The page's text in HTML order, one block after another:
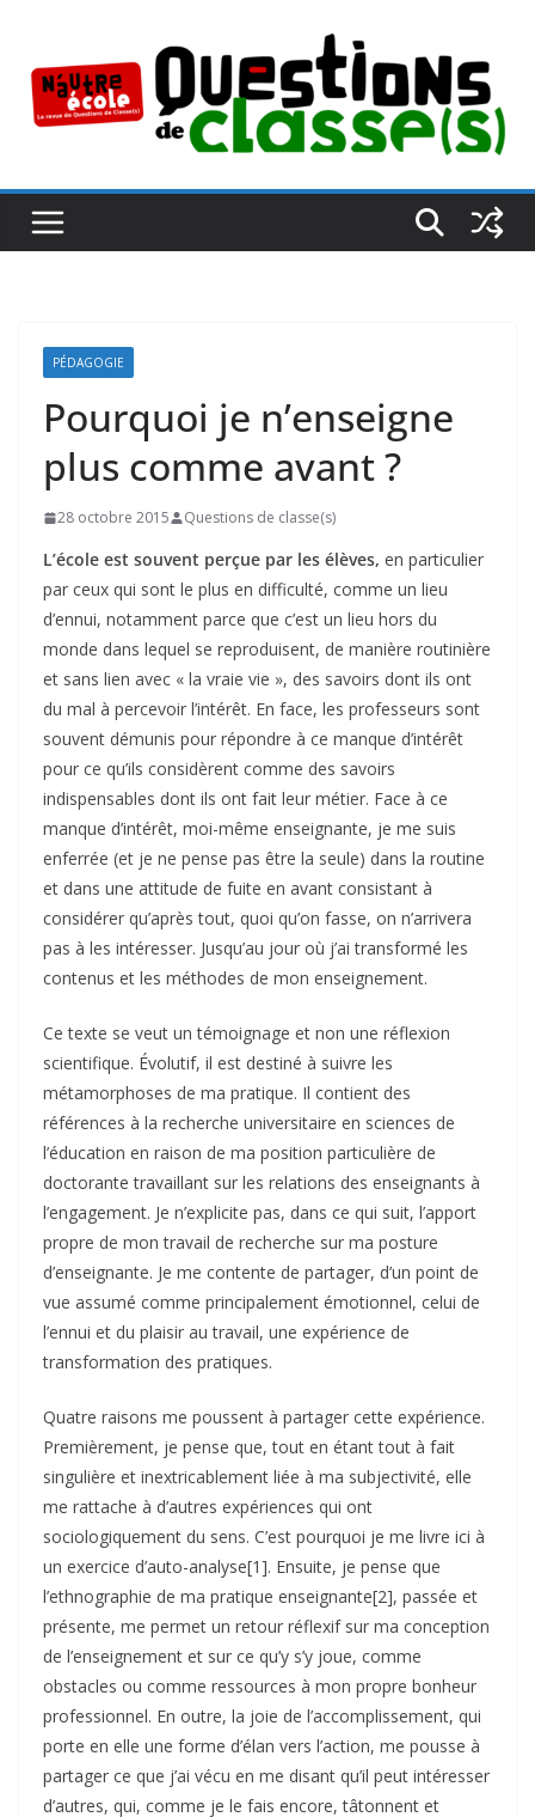
contenu
PÉDAGOGIE
Pourquoi je n’enseigne
plus comme avant ?
28 octobre 2015 Questions de classe(s)
L’école est souvent perçue par les élèves, en particulier
par ceux qui sont le plus en difficulté, comme un lieu
d’ennui, notamment parce que c’est un lieu hors du
monde dans lequel se reproduisent, de manière routinière
et sans lien avec « la vraie vie », des savoirs dont ils ont
du mal à percevoir l’intérêt. En face, les professeurs sont
souvent démunis pour répondre à ce manque d’intérêt
pour ce qu’ils considèrent comme des savoirs
indispensables dont ils ont fait leur métier. Face à ce
manque d’intérêt, moi-même enseignante, je me suis
enferrée (et je ne pense pas être la seule) dans la routine
et dans une attitude de fuite en avant consistant à
considérer qu’après tout, quoi qu’on fasse, on n’arrivera
pas à les intéresser. Jusqu’au jour où j’ai transformé les
contenus et les méthodes de mon enseignement.
Ce texte se veut un témoignage et non une réflexion
scientifique. Évolutif, il est destiné à suivre les
métamorphoses de ma pratique. Il contient des
références à la recherche universitaire en sciences de
l’éducation en raison de ma position particulière de
doctorante travaillant sur les relations des enseignants à
l’engagement. Je n’explicite pas, dans ce qui suit, l’apport
propre de mon travail de recherche sur ma posture
d’enseignante. Je me contente de partager, d’un point de
vue assumé comme principalement émotionnel, celui de
l’ennui et du plaisir au travail, une expérience de
transformation des pratiques.
Quatre raisons me poussent à partager cette expérience.
Premièrement, je pense que, tout en étant tout à fait
singulière et inextricablement liée à ma subjectivité, elle
me rattache à d’autres expériences qui ont
sociologiquement du sens. C’est pourquoi je me livre ici à
un exercice d’auto-analyse[1]. Ensuite, je pense que
l’ethnographie de ma pratique enseignante[2], passée et
présente, me permet un retour réflexif sur ma conception
de l’enseignement et sur ce qu’y s’y joue, comme
obstacles ou comme ressources à mon propre bonheur
professionnel. En outre, la joie de l’accomplissement, qui
porte en elle une forme d’élan vers l’action, me pousse à
partager ce que j’ai vécu en me disant qu’il peut intéresser
d’autres, qui, comme je le fais encore, tâtonnent et